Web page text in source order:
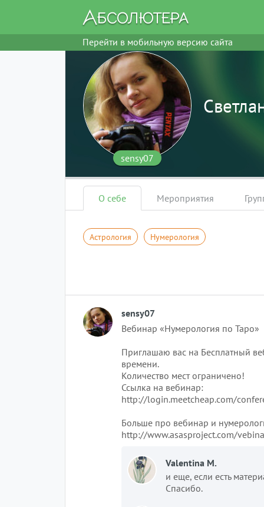
Перейти в мобильную версию сайта
sensy07
О себе Мероприятия
Астрология Нумерология
sensy07
Вебинар «Нумерология по Таро»
Приглашаю вас на Бесплатный
времени.
Количество мест ограничено!
Ссылка на вебинар:
http://login.meetcheap.com/
Больше про вебинар и
http://www.asasproject.com/
Valentina M.
и еще, если есть
Спасибо.